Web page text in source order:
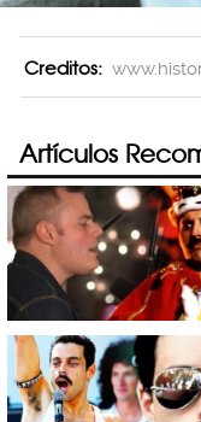
Creditos:
Artículos